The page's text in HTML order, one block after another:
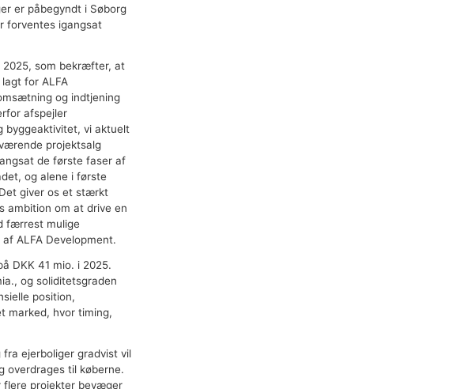
er påbegyndt i Søborg
forventes igangsat
2025, som bekræfter, at
for ALFA
og indtjening
afspejler
byggeaktivitet, vi aktuelt
projektsalg
de første faser af
og alene i første
giver os et stærkt
ambition om at drive en
færrest mulige
ALFA Development.
DKK 41 mio. i 2025.
og soliditetsgraden
position,
marked, hvor timing,
ejerboliger gradvist vil
overdrages til køberne.
flere projekter bevæger